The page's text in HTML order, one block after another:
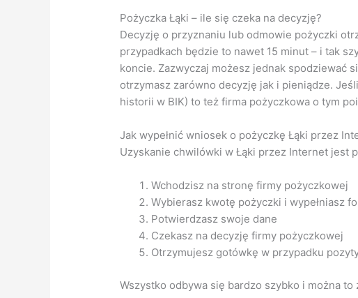
Pożyczka Łąki – ile się czeka na decyzję?
Decyzję o przyznaniu lub odmowie pożyczki
przypadkach będzie to nawet 15 minut – i tak
koncie. Zazwyczaj możesz jednak spodziewać
otrzymasz zarówno decyzję jak i pieniądze.
historii w BIK) to też firma pożyczkowa o tym
Jak wypełnić wniosek o pożyczkę Łąki przez
Uzyskanie chwilówki w Łąki przez Internet jest
Wchodzisz na stronę firmy pożyczkowej
Wybierasz kwotę pożyczki i wypełniasz
Potwierdzasz swoje dane
Czekasz na decyzję firmy pożyczkowej
Otrzymujesz gotówkę w przypadku
Wszystko odbywa się bardzo szybko i można